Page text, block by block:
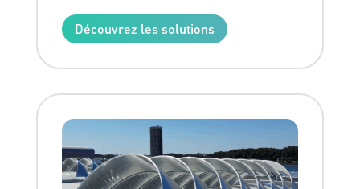
Découvrez les solutions